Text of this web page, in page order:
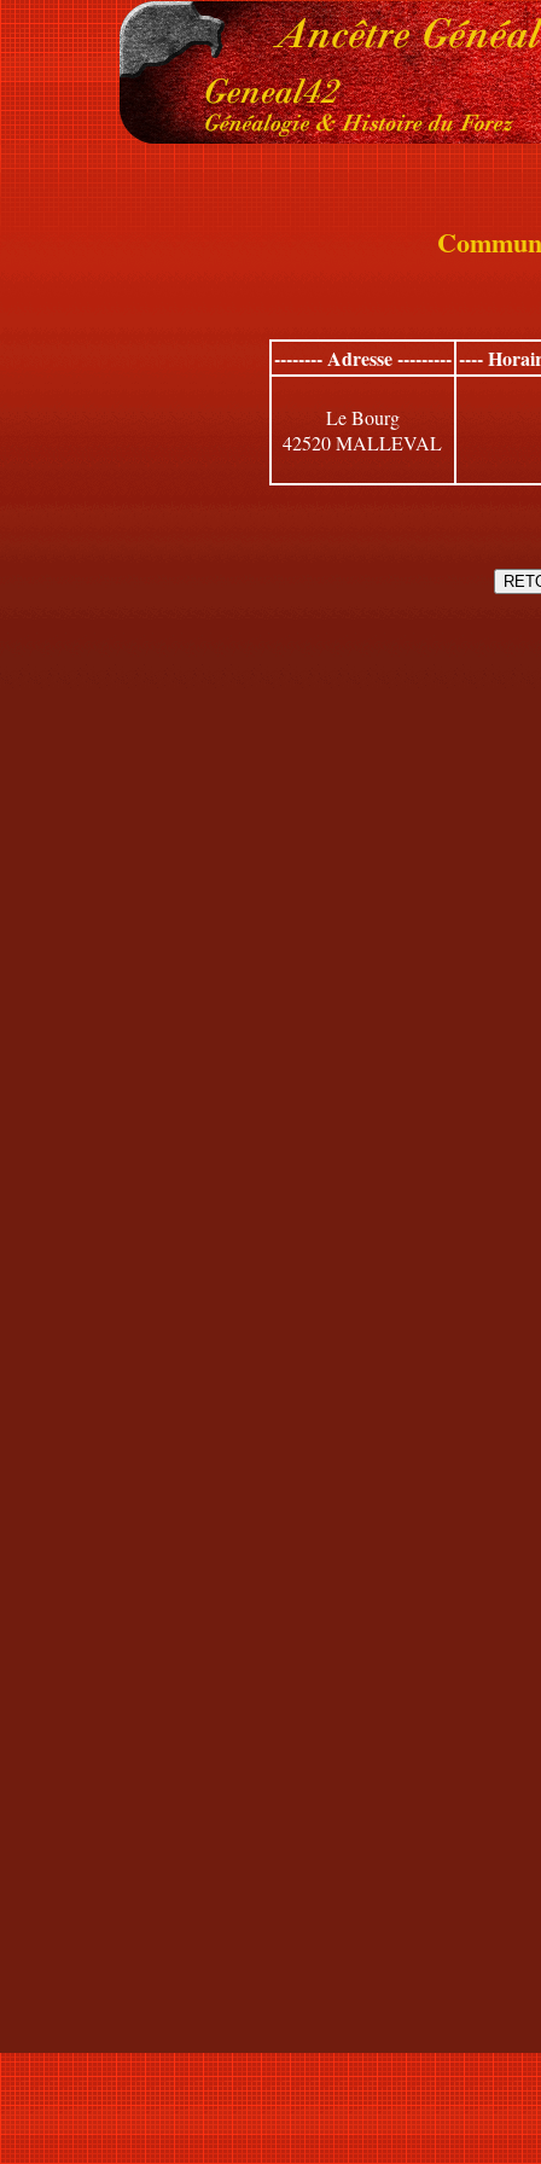
-------- Adresse --------- ----
Le Bourg
42520 MALLEVAL